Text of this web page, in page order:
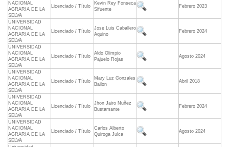
NACIONAL
AGRARIA DE LA
SELVA
Licenciado / Título
Kevin Rey Fonseca
Sifuente
Febrero 2023
UNIVERSIDAD
NACIONAL
AGRARIA DE LA
SELVA
Licenciado / Título
Jose Luis Caballero
Aquino
Febrero 2024
UNIVERSIDAD
NACIONAL
AGRARIA DE LA
SELVA
Licenciado / Título
Aldo Olimpio
Pajuelo Rojas
Agosto 2024
UNIVERSIDAD
NACIONAL
AGRARIA DE LA
SELVA
Licenciado / Título
Mary Luz Gonzales
Bailon
Abril 2018
UNIVERSIDAD
NACIONAL
AGRARIA DE LA
SELVA
Licenciado / Título
Jhon Jairo Nuñez
Bustamante
Febrero 2024
UNIVERSIDAD
NACIONAL
AGRARIA DE LA
SELVA
Licenciado / Título
Carlos Alberto
Quiroga Julca
Agosto 2024